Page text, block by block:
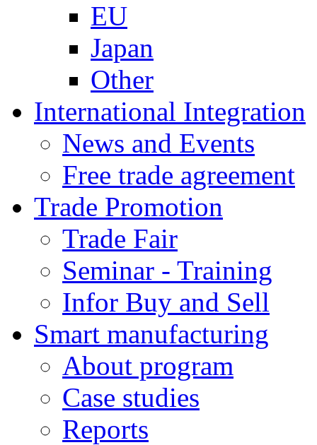
EU
Japan
Other
International Integration
News and Events
Free trade agreement
Trade Promotion
Trade Fair
Seminar - Training
Infor Buy and Sell
Smart manufacturing
About program
Case studies
Reports